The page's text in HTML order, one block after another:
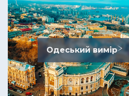
Одеський вимір